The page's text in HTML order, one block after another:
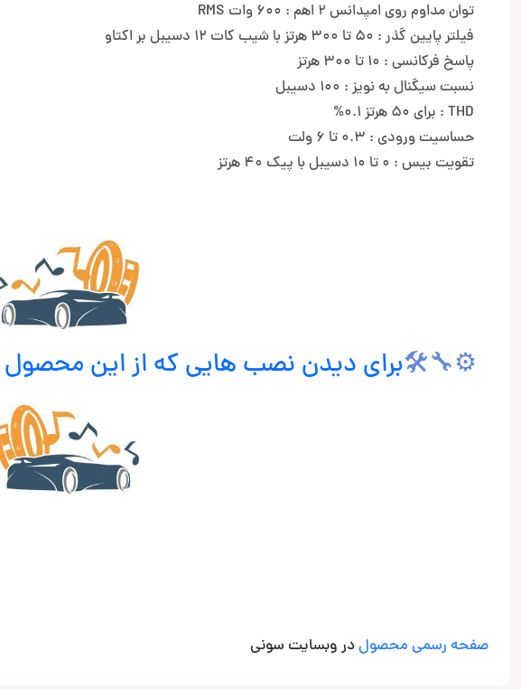
توان مداوم روی امپدانس 2 اهم : 600 وات RMS
فیلتر پایین گذر : 50 تا 300 هرتز با شیب کات 12 دسیبل بر اکتاو
پاسخ فرکانسی : 10 تا 300 هرتز
نسبت سیگنال به نویز : 100 دسیبل
THD : برای 50 هرتز 0.1%
حساسیت ورودی : 0.3 تا 6 ولت
تقویت بیس : 0 تا 10 دسیبل با پیک 40 هرتز
⚙🔧🛠برای دیدن نصب هایی که از این
صفحه رسمی محصولدر وبسایت سونی